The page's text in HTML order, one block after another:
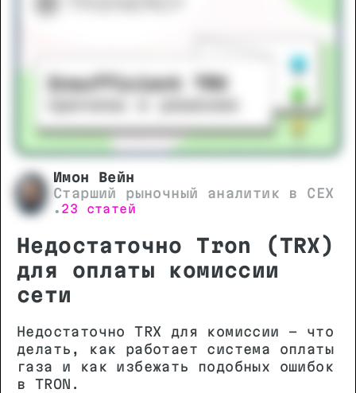
Имон Вейн
Старший рыночный аналитик в CEX
• 23 статей
Недостаточно Tron (TRX)
для оплаты комиссии
сети
Недостаточно TRX для комиссии - что
делать, как работает система оплаты
газа и как избежать подобных ошибок
в TRON.